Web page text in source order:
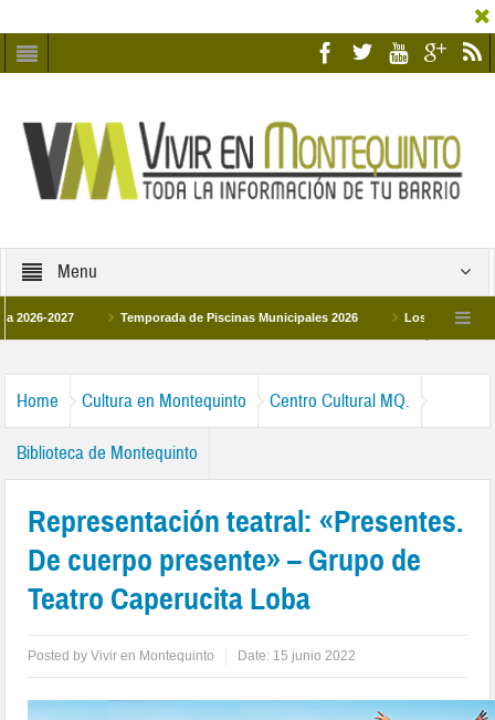
Menu
Temporada de Piscinas Municipales 2026 Los Campus de
Home Cultura en Montequinto Centro Cultural MQ.
Biblioteca de Montequinto
Representación teatral: «Presentes.
De cuerpo presente» – Grupo de
Teatro Caperucita Loba
Posted byVivir en Montequinto Date: 15 junio 2022